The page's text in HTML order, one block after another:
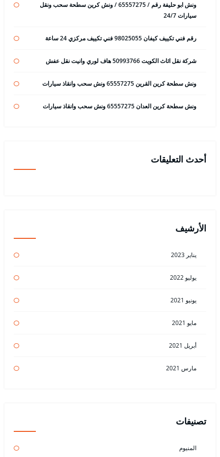
ونش ابو حليفة رقم / 65557275 / ونش كرين سطحة سحب ونقل
سيارات 24/7
رقم فني تكييف كيفان 98025055 فني تكييف مركزي 24 ساعة
شركة نقل اثاث الكويت 50993766 هاف لوري وانيت نقل عفش
ونش سطحة كرين القرين 65557275 ونش سحب وانقاذ سيارات
ونش سطحة كرين العدان 65557275 ونش سحب وانقاذ سيارات
أحدث التعليقات
الأرشيف
يناير 2023
يوليو 2022
يونيو 2021
مايو 2021
أبريل 2021
مارس 2021
تصنيفات
المنيوم